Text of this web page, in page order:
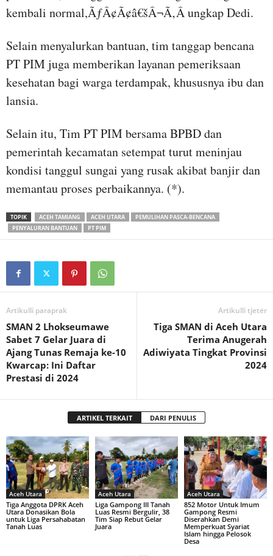
kembali normal,ÃƒÂ¢Ã¢â€šÂ¬Ã‚Â ungkap Dedi.
Selain menyalurkan bantuan, tim tanggap bencana
PT PIM juga memberikan layanan pemeriksaan
kesehatan bagi warga terdampak, khususnya ibu dan
lansia.
Selain itu, Tim PT PIM bersama BPBD dan
pemerintah kecamatan setempat turut meninjau
kondisi tanggul sungai yang rusak akibat banjir dan
memantau proses perbaikannya. (*).
TOPIK ACEH TAMIANG ACEH UTARA
PEMULIHAN PASCA-BENCANA
PENYALURAN BANTUAN
PT PIM
Artikulli paraprak
SMAN 2 Lhokseumawe
Sabet 7 Gelar Juara di
Ajang Tunas Remaja ke-10
Kwarcap: Ini Daftar
Prestasi di 2024
Artikulli tjetër
Tiga SMAN di Aceh Utara
Terima Anugerah
Adiwiyata Tingkat Provinsi
2024
ARTIKEL TERKAIT DARI PENULIS
Aceh Utara
Tiga Anggota DPRK Aceh
Utara Donasikan Bola
untuk Liga Persahabatan
Tanah Luas
Aceh Utara
Liga Gampong III Tanah
Luas Resmi Bergulir, 38
Tim Siap Rebut Gelar
Juara
Aceh Utara
852 Motor Untuk Imum
Gampong Resmi
Diserahkan Demi
Memperkuat Syariat
Islam hingga Pelosok
Desa